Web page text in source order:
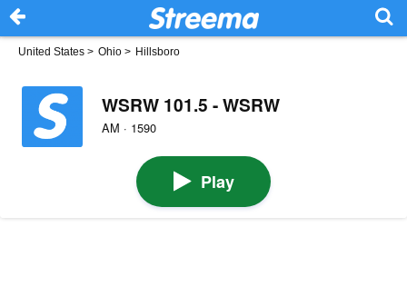
United States > Ohio > Hillsboro
WSRW 101.5 - WSRW
AM · 1590
Play